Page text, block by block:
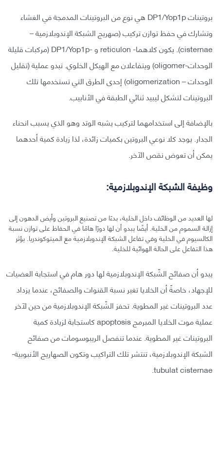
بروتينات DP1/Yop1p هي نوع من البروتينات المدمجة في الغشاء
وتشارك في حفظ توازن تركيب (صهريج الشبكة الإندوبلازمية –
cisternae). يكون كلاهما- reticulon و -DP1/Yop1p (مركبات قليلة
الوحدات-oligomer) ويتفاعلان مع الهيكل الخلوي. تبدو عملية (تقليل
الوحدات – oligomerization) إحدى الطرق التي تستخدمها تلك
البروتينات لتشكل ليبيد ثنائي الطبقة في الأنابيب.
بالإضافة إلى استخدامهما لتركيب يشبه الوتد وهو الذي يسبب انحناء
الجدار. يوجد كلا نوعي البروتين بكميات زائدة، لذا زيادة كمية أحدهما
يمكن أن تعوض نقص الآخر.
وظيفة الشبكة الإندوبلازمية:
لها العديد من الوظائف داخل الخلية، بدءًا من تصنيع البروتين وأيض الدهون إلى
إزالة السموم من الخلية. أيضًا يبدو أن لها دورًا هامًا في الحفاظ على توازن نسبة
الكالسيوم في الخلية وفي تفاعل الشبكة الإندوبلازمية مع الميتوكوندريا. يؤثر
هذا التفاعل على الحالة الهوائية للخلية.
يبدو أن صفائح الشّبكة الإندوبلازمية لها دور هام في استجابة العضيات
للإجهاد، خاصةً أن الخلايا تغير نسبة القنوات والصفائح، عندما يزداد
عدد البروتينات غير المطوية. تحفز الشّبكة الإندوبلازمية من حين لآخر
عملية موت الخلايا المبرمج apoptosis كاستجابة لزيادة كمية
البروتينات غير المطوية. عندما تنفصل الريبوسومات من صفائح
الشبكة الإندوبلازمية، تنتشر تلك التراكيب وتكون الصهاريج الأنبوبية-
tubulat cisternae.